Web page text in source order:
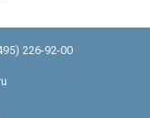
226-92-00